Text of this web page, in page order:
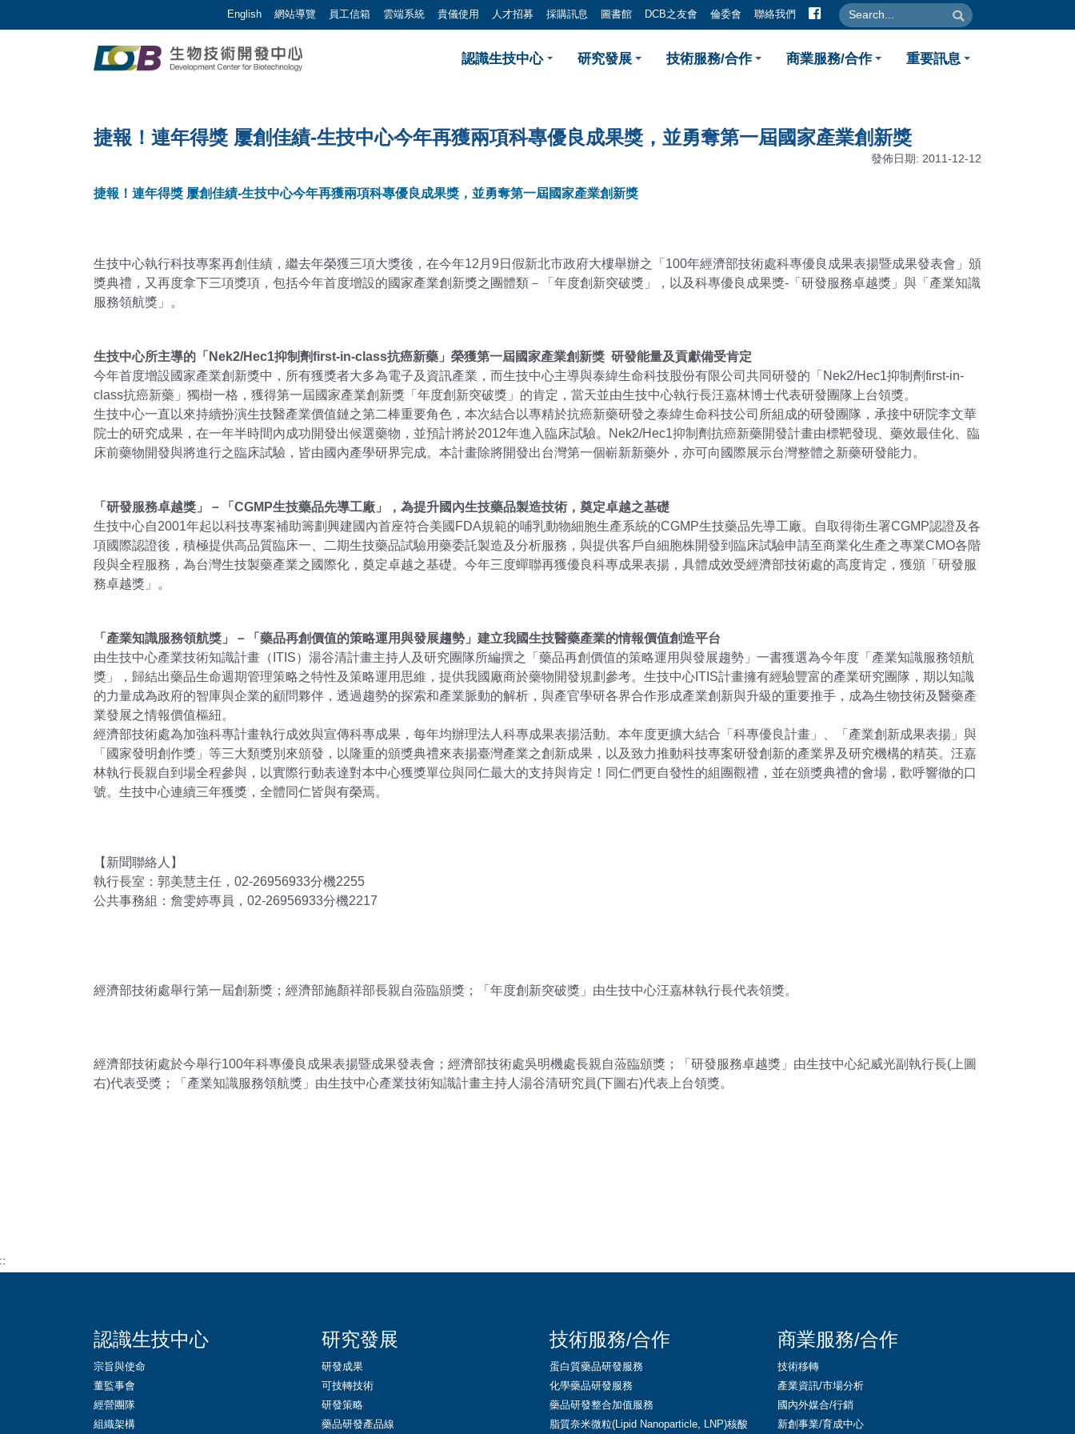
English 網站導覽 員工信箱 雲端系統 貴儀使用 人才招募 採購訊息 圖書館 DCB之友會 倫委會 聯絡我們 facebook
search search
生物技術開發中心 | 捷報！連年得獎 屢創佳績-生技中心今年再獲兩項科專優良
認識生技中心 研究發展 技術服務/合作 商業服務/合作 重要訊息
捷報！連年得獎 屢創佳績-生技中心今年再獲兩項科專優良成果獎，並勇奪第一屆國家產業創新獎
發佈日期: 2011-12-12
捷報！連年得獎 屢創佳績-生技中心今年再獲兩項科專優良成果獎，並勇奪第一屆國家產業創新獎
生技中心執行科技專案再創佳績，繼去年榮獲三項大獎後，在今年12月9日假新北市政府大樓舉辦之「100年經濟部技術處科專優良成果表揚暨成果發表會」頒
獎典禮，又再度拿下三項獎項，包括今年首度增設的國家產業創新獎之團體類－「年度創新突破獎」，以及科專優良成果獎-「研發服務卓越獎」與「產業知識
服務領航獎」。
生技中心所主導的「Nek2/Hec1抑制劑first-in-class抗癌新藥」榮獲第一屆國家產業創新獎 研發能量及貢獻備受肯定
今年首度增設國家產業創新獎中，所有獲獎者大多為電子及資訊產業，而生技中心主導與泰緯生命科技股份有限公司共同研發的「Nek2/Hec1抑制劑first-in-
class抗癌新藥」獨樹一格，獲得第一屆國家產業創新獎「年度創新突破獎」的肯定，當天並由生技中心執行長汪嘉林博士代表研發團隊上台領獎。
生技中心一直以來持續扮演生技醫產業價值鏈之第二棒重要角色，本次結合以專精於抗癌新藥研發之泰緯生命科技公司所組成的研發團隊，承接中研院李文華
院士的研究成果，在一年半時間內成功開發出候選藥物，並預計將於2012年進入臨床試驗。Nek2/Hec1抑制劑抗癌新藥開發計畫由標靶發現、藥效最佳化、臨
床前藥物開發與將進行之臨床試驗，皆由國內產學研界完成。本計畫除將開發出台灣第一個嶄新新藥外，亦可向國際展示台灣整體之新藥研發能力。
「研發服務卓越獎」－「CGMP生技藥品先導工廠」，為提升國內生技藥品製造技術，奠定卓越之基礎
生技中心自2001年起以科技專案補助籌劃興建國內首座符合美國FDA規範的哺乳動物細胞生產系統的CGMP生技藥品先導工廠。自取得衛生署CGMP認證及各
項國際認證後，積極提供高品質臨床一、二期生技藥品試驗用藥委託製造及分析服務，與提供客戶自細胞株開發到臨床試驗申請至商業化生產之專業CMO各階
段與全程服務，為台灣生技製藥產業之國際化，奠定卓越之基礎。今年三度蟬聯再獲優良科專成果表揚，具體成效受經濟部技術處的高度肯定，獲頒「研發服
務卓越獎」。
「產業知識服務領航獎」－「藥品再創價值的策略運用與發展趨勢」建立我國生技醫藥產業的情報價值創造平台
由生技中心產業技術知識計畫（ITIS）湯谷清計畫主持人及研究團隊所編撰之「藥品再創價值的策略運用與發展趨勢」一書獲選為今年度「產業知識服務領航
獎」，歸結出藥品生命週期管理策略之特性及策略運用思維，提供我國廠商於藥物開發規劃參考。生技中心ITIS計畫擁有經驗豐富的產業研究團隊，期以知識
的力量成為政府的智庫與企業的顧問夥伴，透過趨勢的探索和產業脈動的解析，與產官學研各界合作形成產業創新與升級的重要推手，成為生物技術及醫藥產
業發展之情報價值樞紐。
經濟部技術處為加強科專計畫執行成效與宣傳科專成果，每年均辦理法人科專成果表揚活動。本年度更擴大結合「科專優良計畫」、「產業創新成果表揚」與
「國家發明創作獎」等三大類獎別來頒發，以隆重的頒獎典禮來表揚臺灣產業之創新成果，以及致力推動科技專案研發創新的產業界及研究機構的精英。汪嘉
林執行長親自到場全程參與，以實際行動表達對本中心獲獎單位與同仁最大的支持與肯定！同仁們更自發性的組團觀禮，並在頒獎典禮的會場，歡呼響徹的口
號。生技中心連續三年獲獎，全體同仁皆與有榮焉。
【新聞聯絡人】
執行長室：郭美慧主任，02-26956933分機2255
公共事務組：詹雯婷專員，02-26956933分機2217
經濟部技術處舉行第一屆創新獎；經濟部施顏祥部長親自蒞臨頒獎；「年度創新突破獎」由生技中心汪嘉林執行長代表領獎。
經濟部技術處於今舉行100年科專優良成果表揚暨成果發表會；經濟部技術處吳明機處長親自蒞臨頒獎；「研發服務卓越獎」由生技中心紀威光副執行長(上圖
右)代表受獎；「產業知識服務領航獎」由生技中心產業技術知識計畫主持人湯谷清研究員(下圖右)代表上台領獎。
認識生技中心
宗旨與使命
董監事會
經營團隊
組織架構
研究發展
研發成果
可技轉技術
研發策略
藥品研發產品線
技術服務/合作
蛋白質藥品研發服務
化學藥品研發服務
藥品研發整合加值服務
脂質奈米微粒(Lipid Nanoparticle, LNP)核酸
商業服務/合作
技術移轉
產業資訊/市場分析
國內外媒合/行銷
新創事業/育成中心